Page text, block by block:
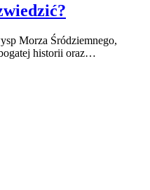
Morza Śródziemnego,
historii oraz…